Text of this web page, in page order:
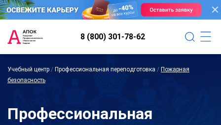
8 (800) 301-78-62
Учебный центр / Профессиональная переподготовка / Пожарная
безопасность
Профессиональная